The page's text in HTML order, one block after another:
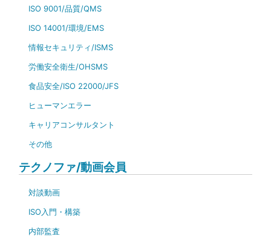
ISO 9001/品質/QMS
ISO 14001/環境/EMS
情報セキュリティ/ISMS
労働安全衛生/OHSMS
食品安全/ISO 22000/JFS
ヒューマンエラー
キャリアコンサルタント
その他
テクノファ/動画会員
対談動画
ISO入門・構築
内部監査